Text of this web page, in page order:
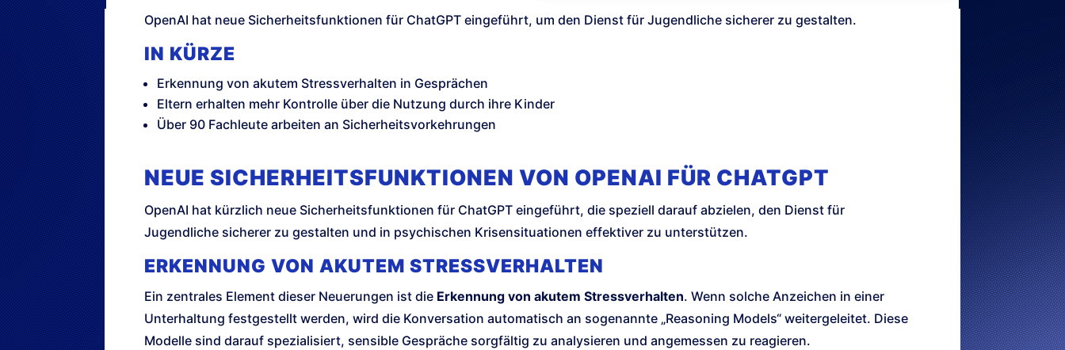
OpenAI hat neue Sicherheitsfunktionen für ChatGPT eingeführt, um den Dienst für Jugendliche sicherer zu gestalten.
IN KÜRZE
Erkennung von akutem Stressverhalten in Gesprächen
Eltern erhalten mehr Kontrolle über die Nutzung durch ihre Kinder
Über 90 Fachleute arbeiten an Sicherheitsvorkehrungen
NEUE SICHERHEITSFUNKTIONEN VON OPENAI FÜR CHATGPT
OpenAI hat kürzlich neue Sicherheitsfunktionen für ChatGPT eingeführt, die speziell darauf abzielen, den Dienst für
Jugendliche sicherer zu gestalten und in psychischen Krisensituationen effektiver zu unterstützen.
ERKENNUNG VON AKUTEM STRESSVERHALTEN
Ein zentrales Element dieser Neuerungen ist die Erkennung von akutem Stressverhalten. Wenn solche Anzeichen in einer
Unterhaltung festgestellt werden, wird die Konversation automatisch an sogenannte „Reasoning Models“ weitergeleitet. Diese
Modelle sind darauf spezialisiert, sensible Gespräche sorgfältig zu analysieren und angemessen zu reagieren.